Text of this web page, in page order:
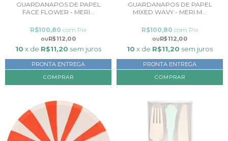
GUARDANAPOS DE PAPEL
FACE FLOWER - MERI...
R$112,00
R$100,80 com Pix
10 x de R$11,20 sem juros
PRONTA ENTREGA
GUARDANAPOS DE PAPEL
MIXED WAVY - MERI M...
R$112,00
R$100,80 com Pix
10 x de R$11,20 sem juros
PRONTA ENTREGA